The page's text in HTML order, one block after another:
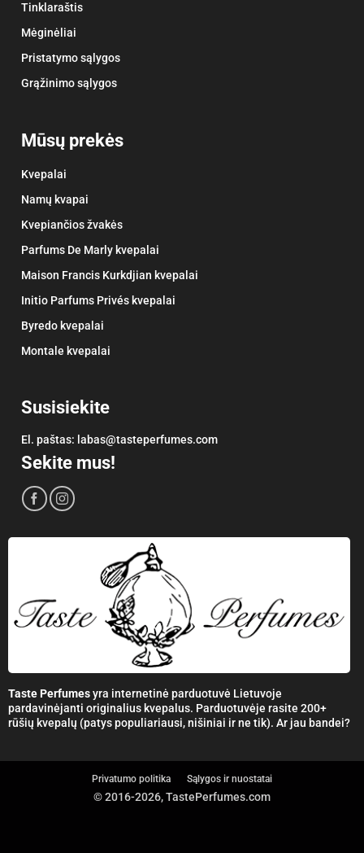
Tinklaraštis
Mėginėliai
Pristatymo sąlygos
Grąžinimo sąlygos
Mūsų prekės
Kvepalai
Namų kvapai
Kvepiančios žvakės
Parfums De Marly kvepalai
Maison Francis Kurkdjian kvepalai
Initio Parfums Privés kvepalai
Byredo kvepalai
Montale kvepalai
Susisiekite
El. paštas: labas@tasteperfumes.com
Sekite mus!
Taste Perfumesyra internetinė parduotuvė Lietuvoje
pardavinėjanti originalius kvepalus. Parduotuvėje rasite 200+
rūšių kvepalų (patys populiariausi, nišiniai ir ne tik). Ar jau bandei?
Privatumo politika Sąlygos ir nuostatai
© 2016-2026, TastePerfumes.com